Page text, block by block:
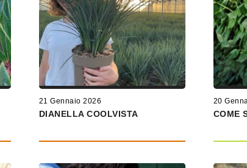
21 Gennaio 2026
DIANELLA COOLVISTA
20
COME